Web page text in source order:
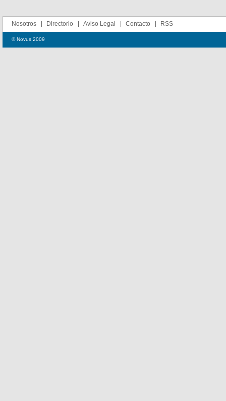
Nosotros Directorio Aviso Legal Contacto RSS
© Novus 2009